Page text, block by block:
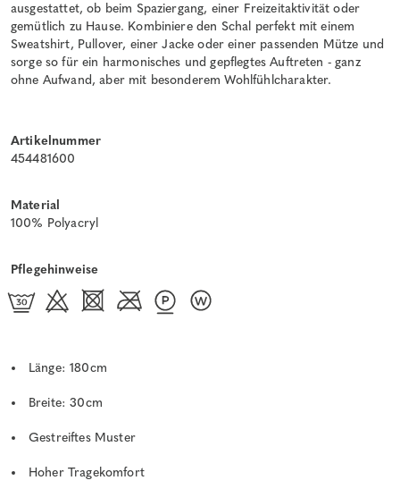
ausgestattet, ob beim Spaziergang, einer Freizeitaktivität oder
gemütlich zu Hause. Kombiniere den Schal perfekt mit einem
Sweatshirt, Pullover, einer Jacke oder einer passenden Mütze und
sorge so für ein harmonisches und gepflegtes Auftreten - ganz
ohne Aufwand, aber mit besonderem Wohlfühlcharakter.
Artikelnummer
454481600
Material
100% Polyacryl
Pflegehinweise
Länge: 180cm
Breite: 30cm
Gestreiftes Muster
Hoher Tragekomfort